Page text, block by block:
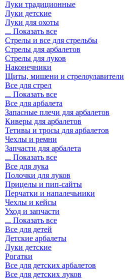
Луки традиционные
Луки детские
Луки для охоты
... Показать все
Стрелы и все для стрельбы
Стрелы для арбалетов
Стрелы для луков
Наконечники
Щиты, мишени и стрелоулавители
Все для стрел
... Показать все
Все для арбалета
Запасные плечи для арбалетов
Киверы для арбалетов
Тетивы и тросы для арбалетов
Чехлы и ремни
Запчасти для арбалета
... Показать все
Все для лука
Полочки для луков
Прицелы и пип-сайты
Перчатки и напалечьники
Чехлы и кейсы
Уход и запчасти
... Показать все
Все для детей
Детские арбалеты
Луки детские
Рогатки
Все для детских арбалетов
Все для детских луков